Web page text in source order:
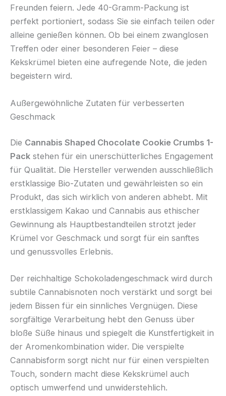
Freunden feiern. Jede 40-Gramm-Packung ist
perfekt portioniert, sodass Sie sie einfach teilen oder
alleine genießen können. Ob bei einem zwanglosen
Treffen oder einer besonderen Feier – diese
Kekskrümel bieten eine aufregende Note, die jeden
begeistern wird.
Außergewöhnliche Zutaten für verbesserten
Geschmack
Die Cannabis Shaped Chocolate Cookie Crumbs 1-
Pack stehen für ein unerschütterliches Engagement
für Qualität. Die Hersteller verwenden ausschließlich
erstklassige Bio-Zutaten und gewährleisten so ein
Produkt, das sich wirklich von anderen abhebt. Mit
erstklassigem Kakao und Cannabis aus ethischer
Gewinnung als Hauptbestandteilen strotzt jeder
Krümel vor Geschmack und sorgt für ein sanftes
und genussvolles Erlebnis.
Der reichhaltige Schokoladengeschmack wird durch
subtile Cannabisnoten noch verstärkt und sorgt bei
jedem Bissen für ein sinnliches Vergnügen. Diese
sorgfältige Verarbeitung hebt den Genuss über
bloße Süße hinaus und spiegelt die Kunstfertigkeit in
der Aromenkombination wider. Die verspielte
Cannabisform sorgt nicht nur für einen verspielten
Touch, sondern macht diese Kekskrümel auch
optisch umwerfend und unwiderstehlich.